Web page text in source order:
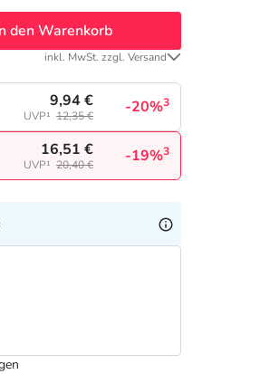
den Warenkorb
inkl. MwSt. zzgl. Versand
9,94 €
UVP¹ 12,35 € -20%3
16,51 €
UVP¹ 20,40 € -19%3